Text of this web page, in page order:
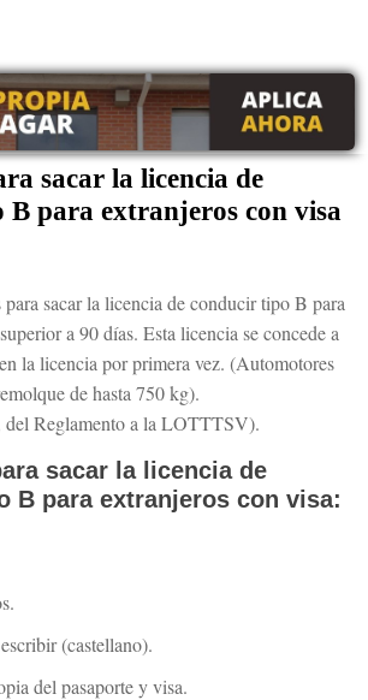
sacar la licencia de
B para extranjeros con visa
sacar la licencia de conducir tipo B para
a 90 días. Esta licencia se concede a
la licencia por primera vez. (Automotores
de hasta 750 kg).
Reglamento a la LOTTTSV).
sacar la licencia de
B para extranjeros con visa:
(castellano).
del pasaporte y visa.